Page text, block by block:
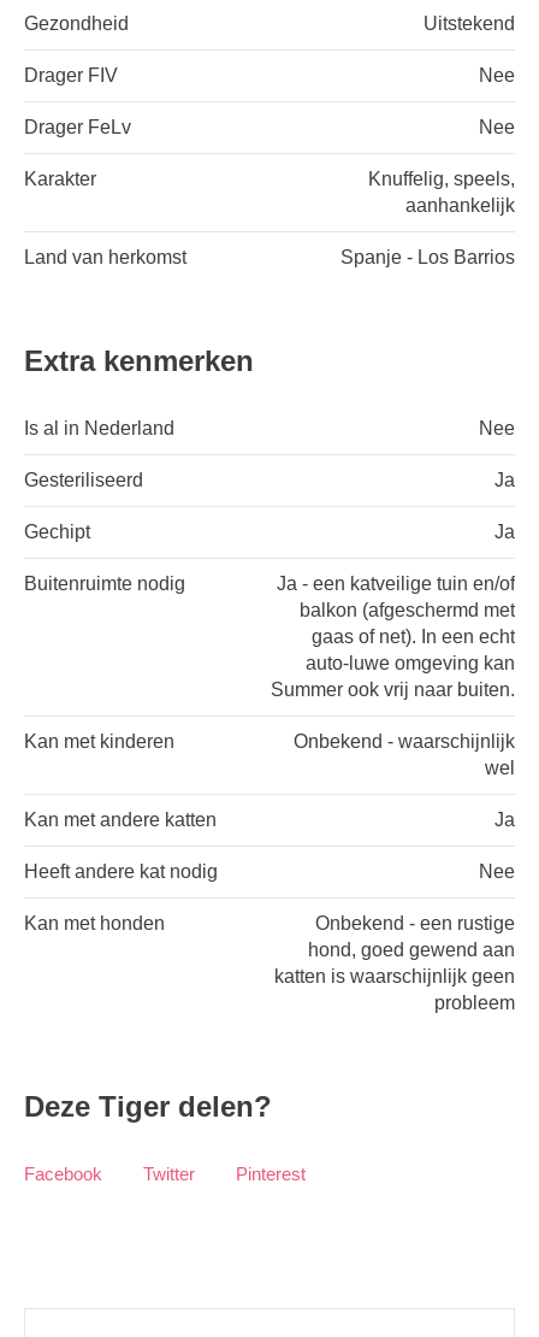
Gezondheid Uitstekend
Drager FIV Nee
Drager FeLv Nee
Karakter
Knuffelig, speels,
aanhankelijk
Land van herkomst Spanje - Los Barrios
Extra kenmerken
Is al in Nederland Nee
Gesteriliseerd Ja
Gechipt Ja
Buitenruimte nodig
Ja - een katveilige tuin en/of
balkon (afgeschermd met
gaas of net). In een echt
auto-luwe omgeving kan
Summer ook vrij naar buiten.
Kan met kinderen
Onbekend - waarschijnlijk
wel
Kan met andere katten Ja
Heeft andere kat nodig Nee
Kan met honden
Onbekend - een rustige
hond, goed gewend aan
katten is waarschijnlijk geen
probleem
Deze Tiger delen?
Facebook Twitter Pinterest